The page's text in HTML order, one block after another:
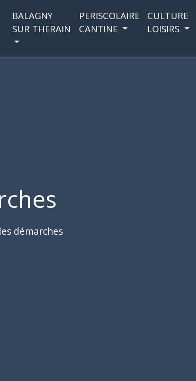
BALAGNY
SUR THERAIN
PERISCOLAIRE
CANTINE
CULTURE
LOISIRS
démarches